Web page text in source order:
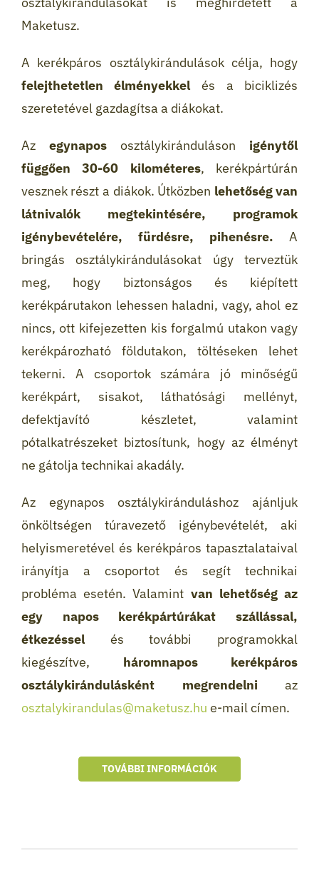
Maketusz.
A kerékpáros osztálykirándulások célja, hogy
felejthetetlen élményekkel és a biciklizés
szeretetével gazdagítsa a diákokat.
Az egynapos osztálykiránduláson igénytől
függően 30-60 kilométeres, kerékpártúrán
vesznek részt a diákok. Útközben lehetőség van
látnivalók megtekintésére, programok
igénybevételére, fürdésre, pihenésre. A
bringás osztálykirándulásokat úgy terveztük
meg, hogy biztonságos és kiépített
kerékpárutakon lehessen haladni, vagy, ahol ez
nincs, ott kifejezetten kis forgalmú utakon vagy
kerékpározható földutakon, töltéseken lehet
tekerni. A csoportok számára jó minőségű
kerékpárt, sisakot, láthatósági mellényt,
defektjavító készletet, valamint
pótalkatrészeket biztosítunk, hogy az élményt
ne gátolja technikai akadály.
Az egynapos osztálykiránduláshoz ajánljuk
önköltségen túravezető igénybevételét, aki
helyismeretével és kerékpáros tapasztalataival
irányítja a csoportot és segít technikai
probléma esetén. Valamint van lehetőség az
egy napos kerékpártúrákat szállással,
étkezésselés további programokkal
kiegészítve, háromnapos kerékpáros
osztálykirándulásként megrendelniaz
osztalykirandulas@maketusz.hu e-mail címen.
TOVÁBBI INFORMÁCIÓK